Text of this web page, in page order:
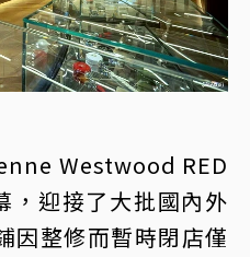
Westwood RED
，迎接了大批國內外
因整修而暫時閉店僅